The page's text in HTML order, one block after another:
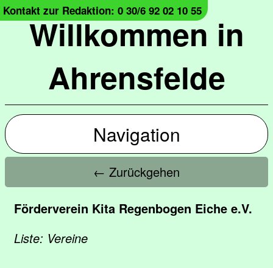
Willkommen in
Ahrensfelde
Kontakt zur Redaktion: 0 30/6 92 02 10 55
Navigation
← Zurückgehen
Förderverein Kita Regenbogen Eiche e.V.
Liste: Vereine